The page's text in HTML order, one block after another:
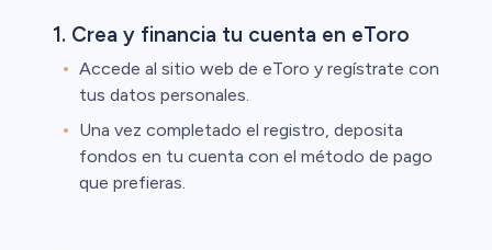
1. Crea y financia tu cuenta en eToro
Accede al sitio web de eToro y regístrate con
tus datos personales.
Una vez completado el registro, deposita
fondos en tu cuenta con el método de pago
que prefieras.